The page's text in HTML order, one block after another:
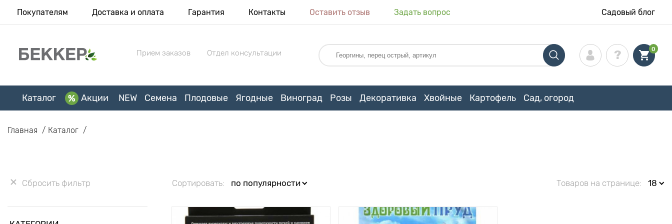
Покупателям Доставка и оплата Гарантия Контакты Оставить отзыв Задать вопрос Садовый блог
Прием заказов Отдел консультации 0
Каталог Акции NEW Семена Плодовые Ягодные Виноград Розы Декоративка Хвойные Картофель Сад, огород
Главная Каталог
Сбросить фильтр Сортировать: по популярности Товаров на странице: 18